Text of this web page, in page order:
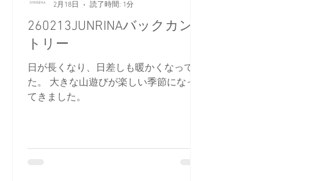
260213JUNRINAバックカン
トリー
日が長くなり、日差しも暖かくなってき
た。 大きな山遊びが楽しい季節になっ
てきました。
2月18日
読了時間: 1分